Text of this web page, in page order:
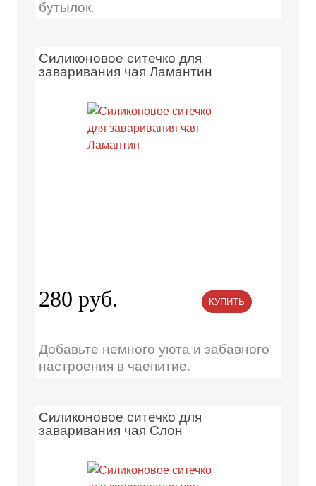
бутылок.
Силиконовое ситечко для
заваривания чая Ламантин
280 руб. КУПИТЬ
Добавьте немного уюта и забавного
настроения в чаепитие.
Силиконовое ситечко для
заваривания чая Слон